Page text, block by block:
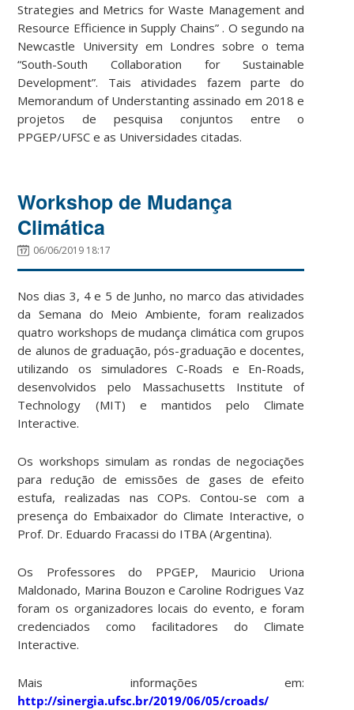
Strategies and Metrics for Waste Management and
Resource Efficience in Supply Chains” . O segundo na
Newcastle University em Londres sobre o tema
“South-South Collaboration for Sustainable
Development”. Tais atividades fazem parte do
Memorandum of Understanting assinado em 2018 e
projetos de pesquisa conjuntos entre o
PPGEP/UFSC e as Universidades citadas.
Workshop de Mudança
Climática
06/06/2019 18:17
Nos dias 3, 4 e 5 de Junho, no marco das atividades
da Semana do Meio Ambiente, foram realizados
quatro workshops de mudança climática com grupos
de alunos de graduação, pós-graduação e docentes,
utilizando os simuladores C-Roads e En-Roads,
desenvolvidos pelo Massachusetts Institute of
Technology (MIT) e mantidos pelo Climate
Interactive.
Os workshops simulam as rondas de negociações
para redução de emissões de gases de efeito
estufa, realizadas nas COPs. Contou-se com a
presença do Embaixador do Climate Interactive, o
Prof. Dr. Eduardo Fracassi do ITBA (Argentina).
Os Professores do PPGEP, Mauricio Uriona
Maldonado, Marina Bouzon e Caroline Rodrigues Vaz
foram os organizadores locais do evento, e foram
credenciados como facilitadores do Climate
Interactive.
Mais informações em:
http://sinergia.ufsc.br/2019/06/05/croads/